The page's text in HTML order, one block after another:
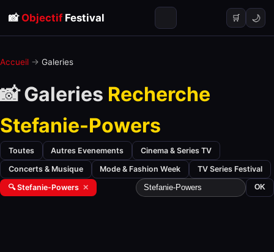
📸 ObjectifFestival 🛒 🌙
Accueil → Galeries
📸 Galeries Recherche
Stefanie-Powers
Toutes Autres Evenements Cinema & Series TV
Concerts & Musique Mode & Fashion Week TV Series Festival
🔍 Stefanie-Powers ✕ OK